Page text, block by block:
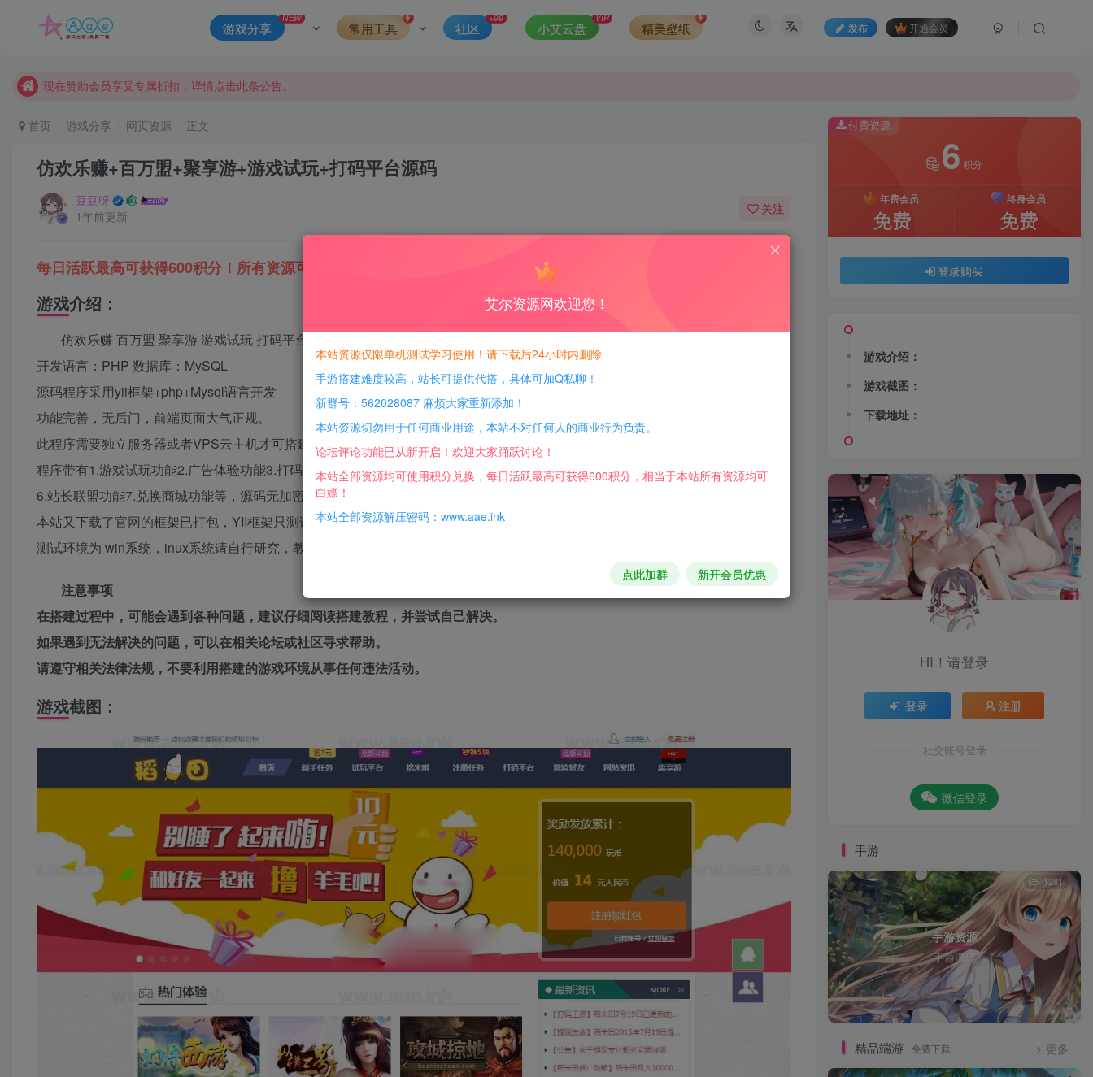
发布 开通会员
游戏分享
NEW
常用工具 社区
+99
小艾云盘
VIP
精美壁纸
本站资源大多存储在云盘，如发现链接失效，请联系我们我们会第一时间更新。
现在赞助会员享受专属折扣，详情点击此条公告。
首页 游戏分享 网页资源 正文
仿欢乐赚+百万盟+聚享游+游戏试玩+打码平台源码
豆豆呀
1年前更新
关注
每日活跃最高可获得600积分！所有资源可以使用积分免费兑换！
游戏介绍：
仿欢乐赚 百万盟 聚享游 游戏试玩 打码平台源码
开发语言：PHP 数据库：MySQL
源码程序采用yii框架+php+Mysql语言开发
功能完善，无后门，前端页面大气正规。
此程序需要独立服务器或者VPS云主机才可搭建。
程序带有1.游戏试玩功能2.广告体验功能3.打码功能4.新人任务5.开启宝箱功能
6.站长联盟功能7.兑换商城功能等，源码无加密 无授权 已在本地测试 无BUG ，YII框架程序内自带
本站又下载了官网的框架已打包，YII框架只测试了1.2版本的 2.0版本的未测试 用户自行测试
测试环境为 win系统，inux系统请自行研究，教程内已包含搭建教程及游戏接口修改 邮箱接口修改等。
注意事项
在搭建过程中，可能会遇到各种问题，建议仔细阅读搭建教程，并尝试自己解决。
如果遇到无法解决的问题，可以在相关论坛或社区寻求帮助。
请遵守相关法律法规，不要利用搭建的游戏环境从事任何违法活动。
游戏截图：
付费资源
6 积分
年费会员
免费
终身会员
免费
登录购买
游戏介绍：
游戏截图：
下载地址：
HI！请登录
登录 注册
社交账号登录
微信登录
手游
手游资源
手游源码
1281
精品端游 免费下载 更多
艾尔资源网欢迎您！
本站资源仅限单机测试学习使用！请下载后24小时内删除
手游搭建难度较高，站长可提供代搭，具体可加Q私聊！
新群号：562028087 麻烦大家重新添加！
本站资源切勿用于任何商业用途，本站不对任何人的商业行为负责。
论坛评论功能已从新开启！欢迎大家踊跃讨论！
本站全部资源均可使用积分兑换，每日活跃最高可获得600积分，相当于本站所有资源均可
白嫖！
本站全部资源解压密码：www.aae.ink
点此加群 新开会员优惠